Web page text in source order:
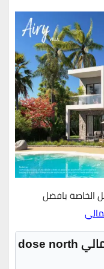
الخاصة بافضل
خدمات قرية دوس الساحل الشمالي dose north